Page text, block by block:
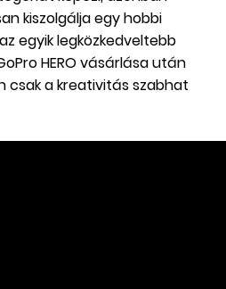
kiszolgálja egy hobbi
egyik legközkedveltebb
HERO vásárlása után
csak a kreativitás szabhat